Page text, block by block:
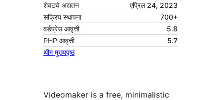
शेवटचे अद्यतन
एप्रिल 24, 2023
सक्रिय स्थापना
700+
वर्डप्रेस आवृत्ती
5.8
PHP आवृत्ती
5.7
थीम मुख्यपृष्ठ
Videomaker is a free, minimalistic